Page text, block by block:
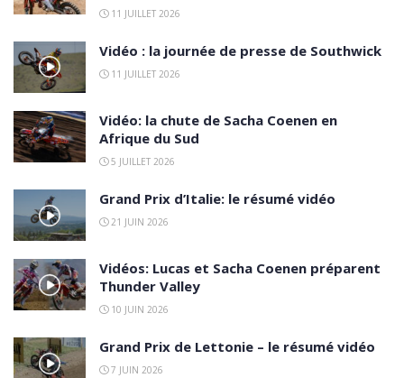
11 JUILLET 2026
Vidéo : la journée de presse de Southwick
11 JUILLET 2026
Vidéo: la chute de Sacha Coenen en
Afrique du Sud
5 JUILLET 2026
Grand Prix d’Italie: le résumé vidéo
21 JUIN 2026
Vidéos: Lucas et Sacha Coenen préparent
Thunder Valley
10 JUIN 2026
Grand Prix de Lettonie – le résumé vidéo
7 JUIN 2026